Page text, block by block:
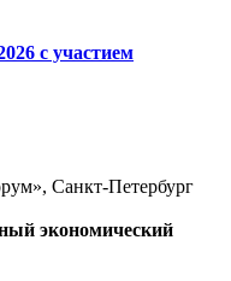
с участием
Санкт-Петербург
экономический